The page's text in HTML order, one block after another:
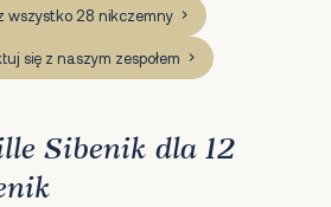
wszystko 28 nikczemny
się z naszym zespołem
Sibenik dla 12